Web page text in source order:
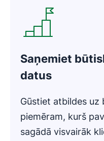
Saņemiet
datus
Gūstiet atbildes uz
piemēram, kurš
sagādā visvairāk